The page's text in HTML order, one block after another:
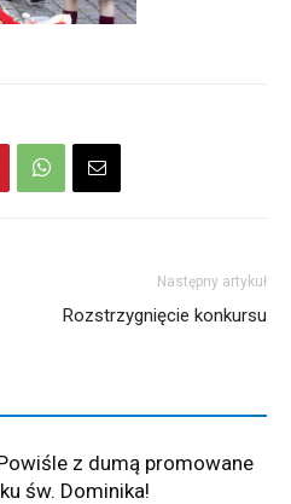
Następny artykuł
Rozstrzygnięcie konkursu
z dumą promowane
św. Dominika!